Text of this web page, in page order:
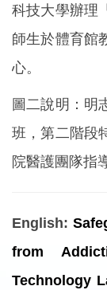
科技大學辦理
師生於體育館
心。
圖二說明：明
班，第二階段
院醫護團隊指
English:
from
Technology